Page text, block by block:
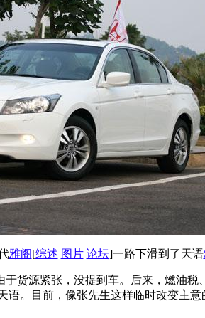
雅阁[综述 图片 论坛]一路下滑到了天语
货源紧张，没提到车。后来，燃油
语。目前，像张先生这样临时改变主意